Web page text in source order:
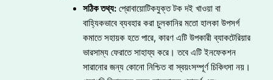
সঠিক তথ্য:প্রোবায়োটিকযুক্ত টক দই খাওয়া বা
বাহ্যিকভাবে ব্যবহার করা চুলকানির মতো হালকা উপসর্গ
কমাতে সহায়ক হতে পারে, কারণ এটি উপকারী ব্যাকটেরিয়ার
ভারসাম্য ফেরাতে সাহায্য করে। তবে এটি ইনফেকশন
সারানোর জন্য কোনো নিশ্চিত বা স্বয়ংসম্পূর্ণ চিকিৎসা নয়।